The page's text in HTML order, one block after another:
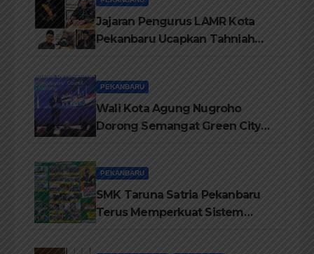
Jajaran Pengurus LAMR Kota
Pekanbaru Ucapkan Tahniah
PEKANBARU
Wali Kota Agung Nugroho
Dorong Semangat Green City
PEKANBARU
SMK Taruna Satria Pekanbaru
Terus Memperkuat Sistem